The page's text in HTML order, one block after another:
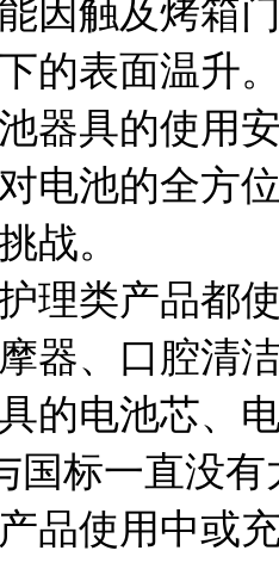
因触及烤箱
的表面温升
器具的使用
电池的全方
战。
理类产品都
器、口腔清
的电池芯、
国标一直没
品使用中或